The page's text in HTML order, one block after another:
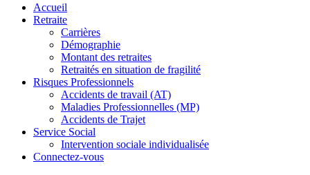
Accueil
Retraite
Carrières
Démographie
Montant des retraites
Retraités en situation de fragilité
Risques Professionnels
Accidents de travail (AT)
Maladies Professionnelles (MP)
Accidents de Trajet
Service Social
Intervention sociale individualisée
Connectez-vous